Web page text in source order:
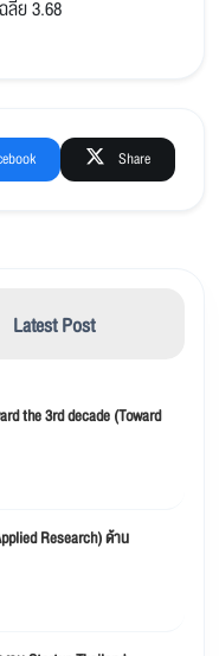
Share
Latest Post
the 3rd decade (Toward
Research) ด้าน